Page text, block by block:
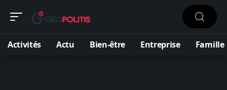
Activités Actu Bien-être Entreprise Famille